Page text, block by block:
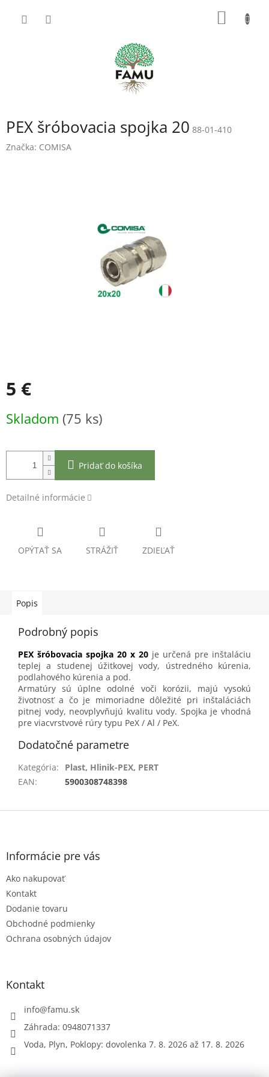
PEX šróbovacia spojka 20 88-01-410
Značka: COMISA
5 €
cena:
Skladom (75 ks)
Pridať do košíka
Detailné informácie
OPÝTAŤ SA STRÁŽIŤ ZDIEĽAŤ
Popis
Podrobný popis
PEX šróbovacia spojka 20 x 20 je určená pre inštaláciu
teplej a studenej úžitkovej vody, ústredného kúrenia,
podlahového kúrenia a pod.
Armatúry sú úplne odolné voči korózii, majú vysokú
životnosť a čo je mimoriadne dôležité pri inštaláciách
pitnej vody, neovplyvňujú kvalitu vody. Spojka je vhodná
pre viacvrstvové rúry typu PeX / Al / PeX.
Dodatočné parametre
Kategória:
Plast, Hlinik-PEX, PERT
EAN: 5900308748398
Z
Informácie pre vás
Ako nakupovať
Kontakt
Dodanie tovaru
Obchodné podmienky
Ochrana osobných údajov
Kontakt
info@famu.sk
Záhrada: 0948071337
Voda, Plyn, Poklopy: dovolenka 7. 8. 2026 až 17. 8. 2026